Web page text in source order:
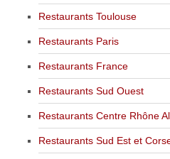
Restaurants Toulouse
Restaurants Paris
Restaurants France
Restaurants Sud Ouest
Restaurants Centre Rhône
Restaurants Sud Est et